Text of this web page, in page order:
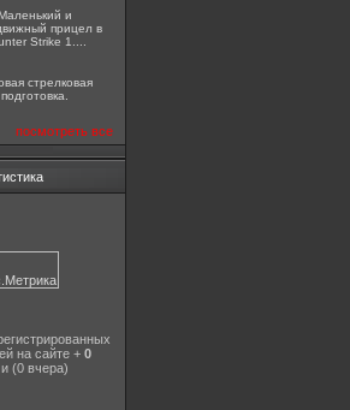
и
прицел в
Strike 1....
стрелковая
подготовка.
посмотреть все
на сайте + 0
(0 вчера)